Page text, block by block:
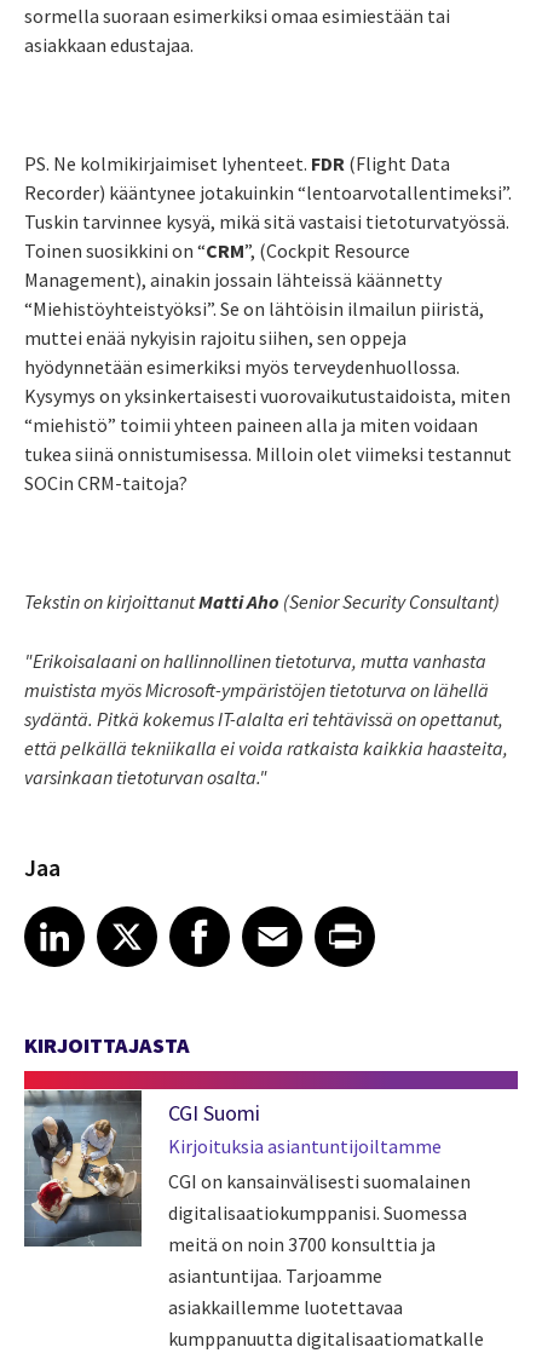
sormella suoraan esimerkiksi omaa esimiestään tai
asiakkaan edustajaa.
PS. Ne kolmikirjaimiset lyhenteet. FDR (Flight Data
Recorder) kääntynee jotakuinkin “lentoarvotallentimeksi”.
Tuskin tarvinnee kysyä, mikä sitä vastaisi tietoturvatyössä.
Toinen suosikkini on “CRM”, (Cockpit Resource
Management), ainakin jossain lähteissä käännetty
“Miehistöyhteistyöksi”. Se on lähtöisin ilmailun piiristä,
muttei enää nykyisin rajoitu siihen, sen oppeja
hyödynnetään esimerkiksi myös terveydenhuollossa.
Kysymys on yksinkertaisesti vuorovaikutustaidoista, miten
“miehistö” toimii yhteen paineen alla ja miten voidaan
tukea siinä onnistumisessa. Milloin olet viimeksi testannut
SOCin CRM-taitoja?
Tekstin on kirjoittanutMatti Aho (Senior Security Consultant)
"Erikoisalaani on hallinnollinen tietoturva, mutta vanhasta
muistista myös Microsoft-ympäristöjen tietoturva on lähellä
sydäntä. Pitkä kokemus IT-alalta eri tehtävissä on opettanut,
että pelkällä tekniikalla ei voida ratkaista kaikkia haasteita,
varsinkaan tietoturvan osalta."
Jaa
Share article on LinkedIn
LinkedIn
Share article on XShare article on Facebook
Facebook
Share article on Email
EmailShare article on Print
KIRJOITTAJASTA
CGI Suomi
Kirjoituksia asiantuntijoiltamme
CGI on kansainvälisesti suomalainen
digitalisaatiokumppanisi. Suomessa
meitä on noin 3700 konsulttia ja
asiantuntijaa. Tarjoamme
asiakkaillemme luotettavaa
kumppanuutta digitalisaatiomatkalle